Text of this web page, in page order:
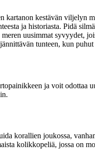
kestävän viljelyn
ja historiasta. Pidä
uusimmat syvyydet,
tunteen, kun puhut
ja voit
korallien joukossa,
kolikkopeliä, jossa on